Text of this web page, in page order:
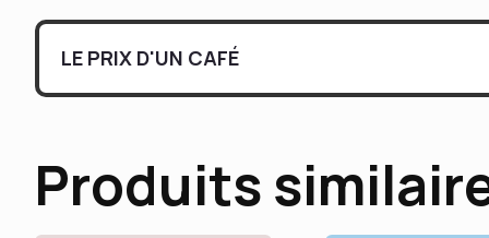
LE PRIX D'UN CAFÉ
Produits